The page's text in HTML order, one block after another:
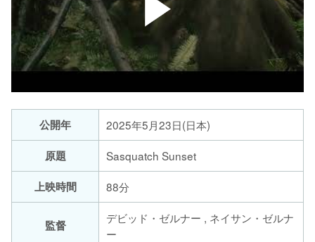
公開年
2025年5月23日(日本)
原題
Sasquatch Sunset
上映時間
88分
監督
デビッド・ゼルナー , ネイサン・ゼルナ
ー